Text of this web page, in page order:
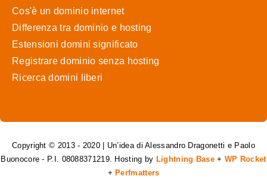
Cos'è un dominio internet
Differenza tra dominio e hosting
Estensioni domini significato
Registrare dominio senza hosting
Ricerca domini liberi
Copyright © 2013 - 2020 | Un’idea di Alessandro Dragonetti e Paolo
Buonocore - P.I. 08088371219. Hosting by Lightning Base+ WP Rocket
+ Perfmatters